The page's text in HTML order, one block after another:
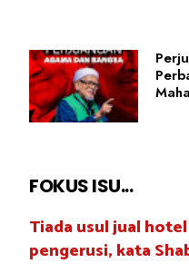
FOKUS ISU...
Tiada usul jual
pengerusi, kata